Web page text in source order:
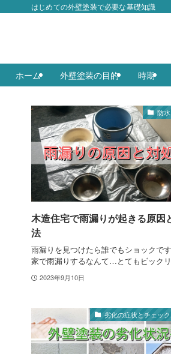
はじめての外壁塗装で必要な基礎知識
ホーム 外壁塗装の目的 時期
防
木造住宅で雨漏りが起きる原因
法
雨漏りを見つけたら誰でもショックで
家で雨漏りするなんて…とてもビック
2023年9月10日
劣化の症状とチェッ